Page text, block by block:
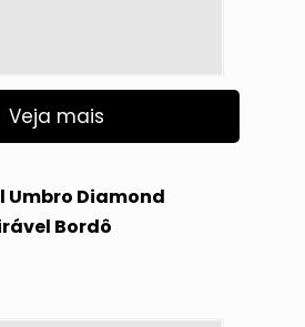
Veja mais
Umbro Diamond
Bordô